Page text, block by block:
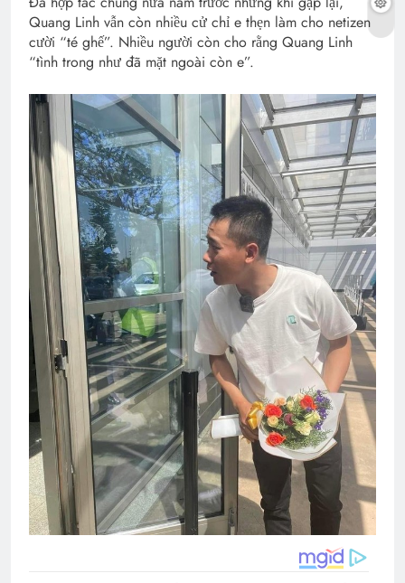
Quang Linh vẫn còn nhiều cử chỉ e thẹn làm cho netizen
cười “té ghế”. Nhiều người còn cho rằng Quang Linh
“tình trong như đã mặt ngoài còn e”.